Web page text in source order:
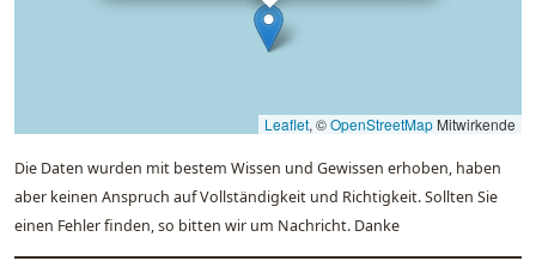
Leaflet, ©OpenStreetMap Mitwirkende
Die Daten wurden mit bestem Wissen und Gewissen erhoben, haben
aber keinen Anspruch auf Vollständigkeit und Richtigkeit. Sollten Sie
einen Fehler finden, so bitten wir um Nachricht. Danke